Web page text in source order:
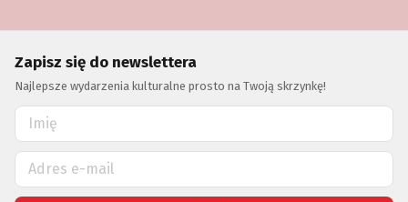
Zapisz się do newslettera
Najlepsze wydarzenia kulturalne prosto na Twoją skrzynkę!